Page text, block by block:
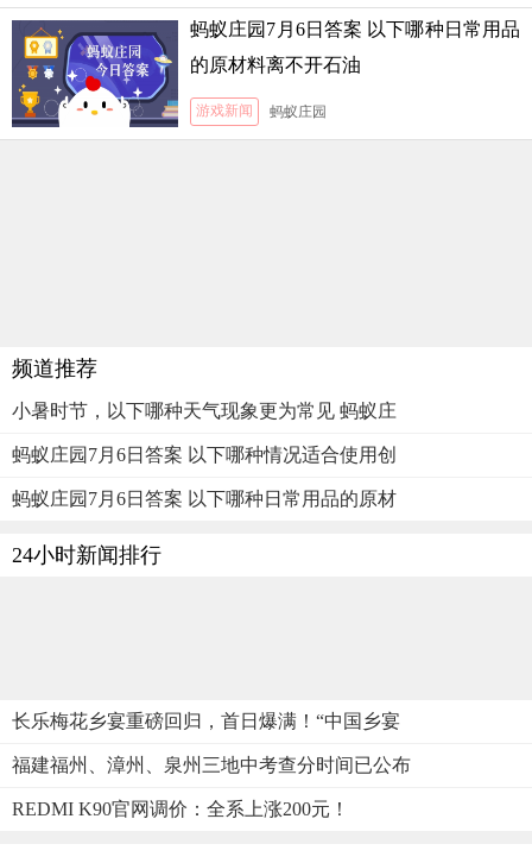
蚂蚁庄园7月6日答案 以下哪种日常用品
的原材料离不开石油
游戏新闻 蚂蚁庄园
频道推荐
小暑时节，以下哪种天气现象更为常见 蚂蚁庄
蚂蚁庄园7月6日答案 以下哪种情况适合使用创
蚂蚁庄园7月6日答案 以下哪种日常用品的原材
24小时新闻排行
长乐梅花乡宴重磅回归，首日爆满！“中国乡宴
福建福州、漳州、泉州三地中考查分时间已公布
REDMI K90官网调价：全系上涨200元！